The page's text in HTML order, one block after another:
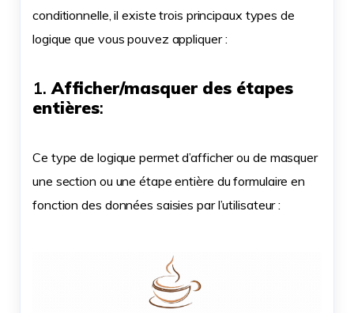
conditionnelle, il existe trois principaux types de
logique que vous pouvez appliquer :
1. Afficher/masquer des étapes
entières:
Ce type de logique permet d’afficher ou de masquer
une section ou une étape entière du formulaire en
fonction des données saisies par l’utilisateur :